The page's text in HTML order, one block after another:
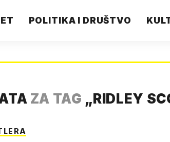
POLITIKA I DRUŠTVO
ZA TAG „RIDLEY